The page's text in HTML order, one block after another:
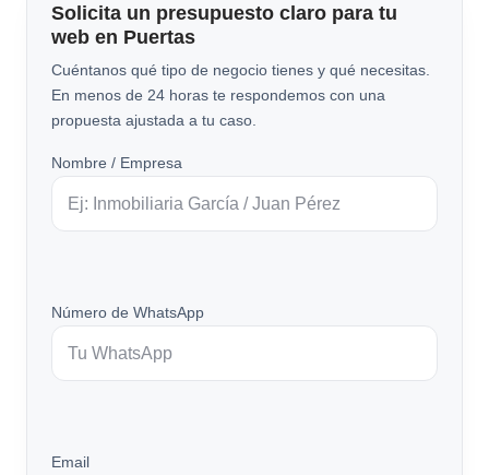
Solicita un presupuesto claro para tu
web en Puertas
Cuéntanos qué tipo de negocio tienes y qué necesitas.
En menos de 24 horas te respondemos con una
propuesta ajustada a tu caso.
Nombre / Empresa
Número de WhatsApp
Email